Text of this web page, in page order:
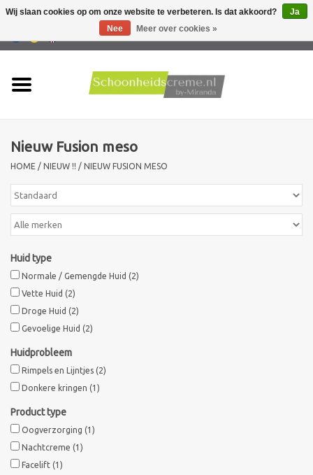
Producten
Huidproblemen
Mannen verzorging
Acties
Nieuw !!
Mila d'Opiz
Bernard cassiere
Pascaud
Nieuw Fusion meso
HOME / NIEUW !! / NIEUW FUSION MESO
Huid type
Normale / Gemengde Huid (2)
Vette Huid (2)
Droge Huid (2)
Gevoelige Huid (2)
Huidprobleem
Rimpels en Lijntjes (2)
Donkere kringen (1)
Product type
Oogverzorging (1)
Nachtcreme (1)
Facelift (1)
Wij slaan cookies op om onze website te verbeteren. Is dat akkoord?
Ja
Nee
Meer over cookies »